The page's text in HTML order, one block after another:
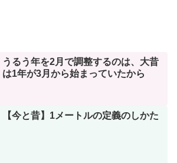
うるう年を2月で調整するのは、大昔
は1年が3月から始まっていたから
【今と昔】1メートルの定義のしかた